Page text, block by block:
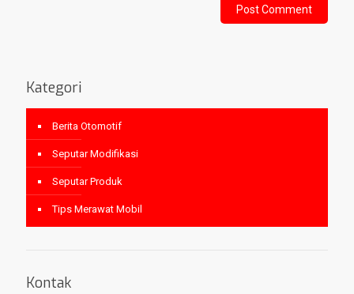
Kategori
Berita Otomotif
Seputar Modifikasi
Seputar Produk
Tips Merawat Mobil
Kontak